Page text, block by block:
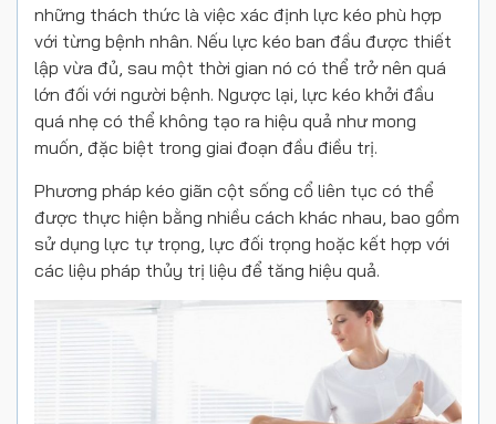
những thách thức là việc xác định lực kéo phù hợp
với từng bệnh nhân. Nếu lực kéo ban đầu được thiết
lập vừa đủ, sau một thời gian nó có thể trở nên quá
lớn đối với người bệnh. Ngược lại, lực kéo khởi đầu
quá nhẹ có thể không tạo ra hiệu quả như mong
muốn, đặc biệt trong giai đoạn đầu điều trị.
Phương pháp kéo giãn cột sống cổ liên tục có thể
được thực hiện bằng nhiều cách khác nhau, bao gồm
sử dụng lực tự trọng, lực đối trọng hoặc kết hợp với
các liệu pháp thủy trị liệu để tăng hiệu quả.